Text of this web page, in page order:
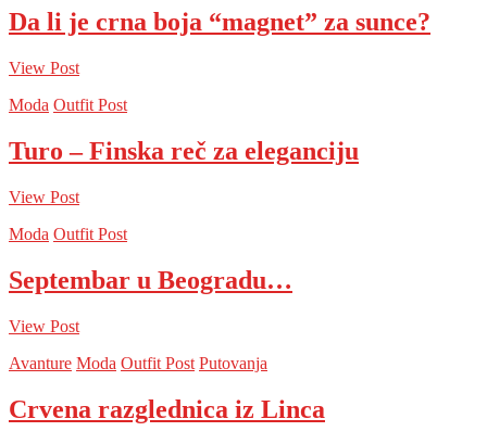
Da li je crna boja “magnet” za sunce?
View Post
Moda Outfit Post
Turo – Finska reč za eleganciju
View Post
Moda Outfit Post
Septembar u Beogradu…
View Post
Avanture Moda Outfit Post Putovanja
Crvena razglednica iz Linca